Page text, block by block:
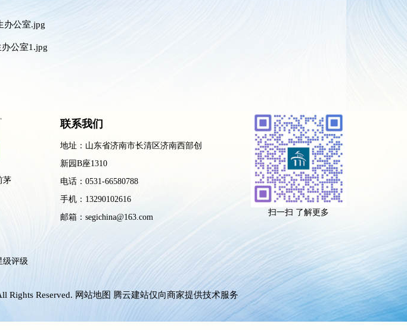
茅
级评级
联系我们
地址：山东省济南市长清区济南西部创
新园B座1310
电话：0531-66580788
手机：13290102616
邮箱：segichina@163.com
扫一扫 了解更多
Rights Reserved. 网站地图 腾云建站仅向商家提供技术服务